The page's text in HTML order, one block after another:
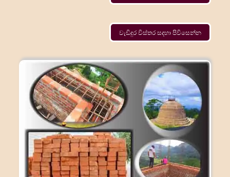
වැඩිදුර විස්තර සදහා පිවිසෙන්න